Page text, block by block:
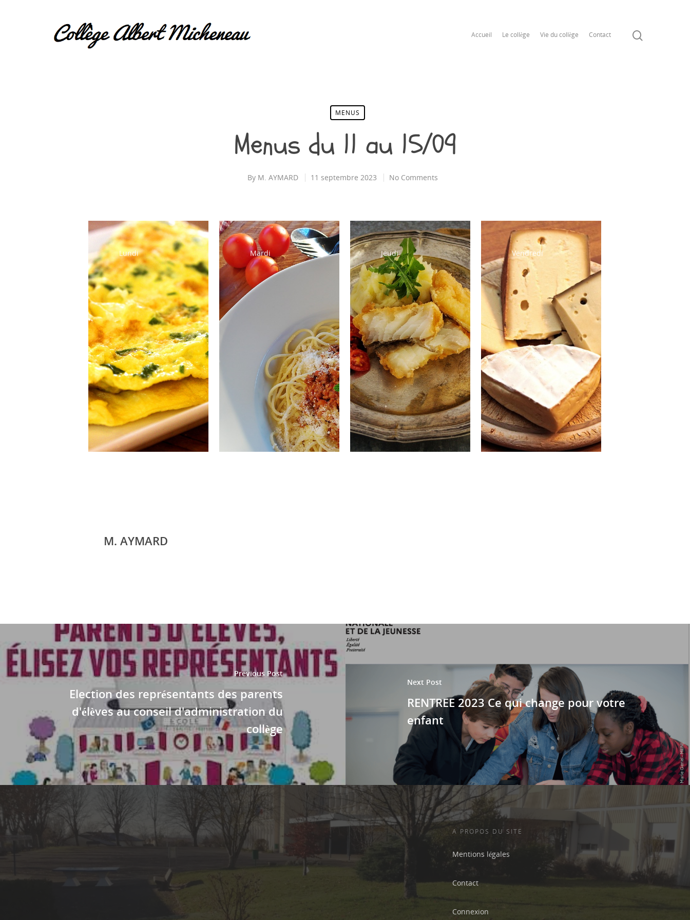
Accueil Le collège Vie du collège Contact
MENUS
Menus du 11 au 15/09
By M. AYMARD 11 septembre 2023 No Comments
Lundi
Salade de pâtes
Omelette aux
pommes de
terre
Ratatouille
Salade verte
Fromage
Fruits de saison
Mardi
Salade de
tomates
Fromage
Crème dessert
Jeudi
Salami/Jambon
blanc
Poisson pané
Coquillettes au
beurre
Salade verte
Yaourt
Fruit de saison
Vendredi
Carottes râpées
Rôti de porc
Choux de
Bruxelles
Salade verte
Fromage
Semoule au lait
M. AYMARD
Previous Post
Election des représentants des parents
d'élèves au conseil d'administration du
collège
Next Post
RENTREE 2023 Ce qui change pour votre
enfant
A PROPOS DU SITE
Mentions légales
Contact
Connexion